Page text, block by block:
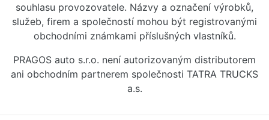
souhlasu provozovatele. Názvy a označení výrobků,
služeb, firem a společností mohou být registrovanými
obchodními známkami příslušných vlastníků.
PRAGOS auto s.r.o. není autorizovaným distributorem
ani obchodním partnerem společnosti TATRA TRUCKS
a.s.